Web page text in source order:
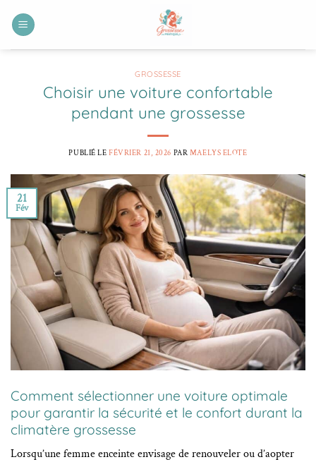
GROSSESSE
Choisir une voiture confortable
pendant une grossesse
PUBLIÉ LEFÉVRIER 21, 2026 PAR MAELYS ELOTE
21
Fév
Comment sélectionner une voiture optimale
pour garantir la sécurité et le confort durant la
climatère grossesse
Lorsqu’une femme enceinte envisage de renouveler ou d’aopter